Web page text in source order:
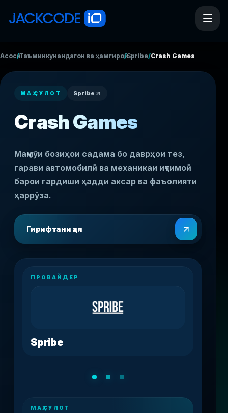
Асосӣ/Таъминкунандагон ва ҳамгироӣ/Spribe/Crash Games
МАҲСУЛОТ Spribe
Crash Games
Маҷмӯи бозиҳои садама бо даврҳои тез,
гарави автомобилӣ ва механикаи иҷтимоӣ
барои гардиши ҳадди аксар ва фаъолияти
ҳаррӯза.
Гирифтани ҳал
ПРОВАЙДЕР
Spribe
МАҲСУЛОТ